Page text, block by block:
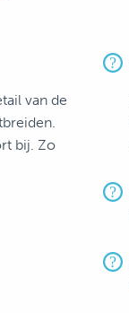
van de
bij. Zo